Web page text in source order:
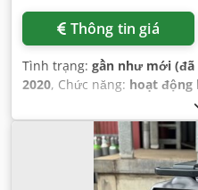
Thông tin giá
Tình trạng: gần như mới (đã
2020, Chức năng: hoạt động